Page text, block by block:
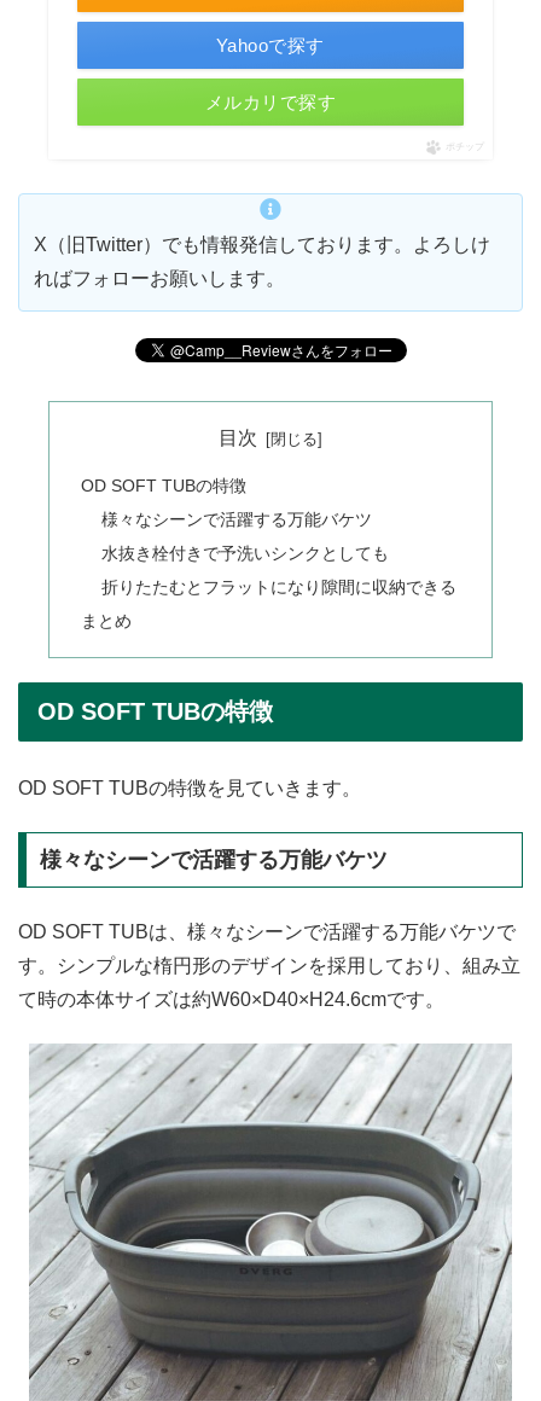
Yahooで探す
メルカリで探す
ポチップ
X（旧Twitter）でも情報発信しております。よろしけ
ればフォローお願いします。
目次
OD SOFT TUBの特徴
様々なシーンで活躍する万能バケツ
水抜き栓付きで予洗いシンクとしても
折りたたむとフラットになり隙間に収納できる
まとめ
OD SOFT TUBの特徴
OD SOFT TUBの特徴を見ていきます。
様々なシーンで活躍する万能バケツ
OD SOFT TUBは、様々なシーンで活躍する万能バケツで
す。シンプルな楕円形のデザインを採用しており、組み立
て時の本体サイズは約W60×D40×H24.6cmです。